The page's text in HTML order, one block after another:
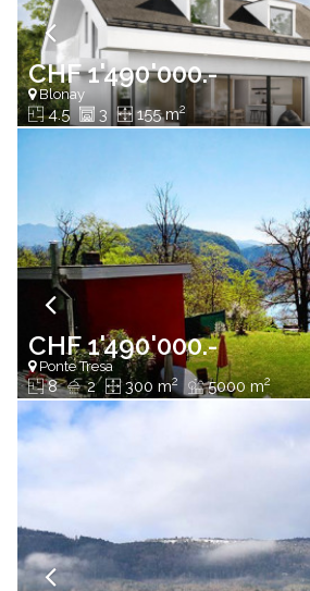
CHF 1'490'000.-
Blonay
4.5 3 155 m2
CHF 1'490'000.-
Ponte Tresa
8 2 300 m2 5000 m2